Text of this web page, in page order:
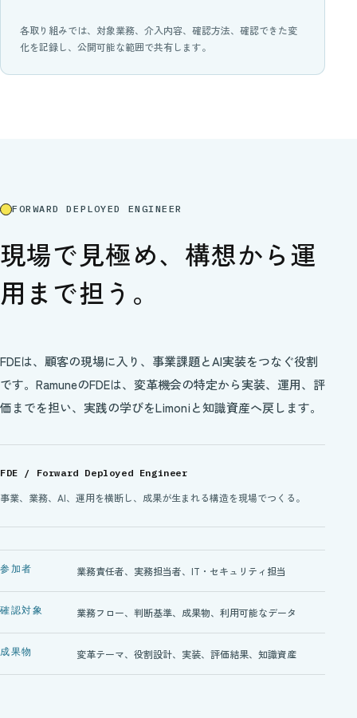
各取り組みでは、対象業務、介入内容、確認方法、確認できた変
化を記録し、公開可能な範囲で共有します。
FORWARD DEPLOYED ENGINEER
現場で見極め、 構想から運
用まで担う。
FDEは、顧客の現場に入り、事業課題とAI実装をつなぐ役割
です。RamuneのFDEは、変革機会の特定から実装、運用、評
価までを担い、実践の学びをLimoniと知識資産へ戻します。
FDE / Forward Deployed Engineer
事業、業務、AI、運用を横断し、成果が生まれる構造を現場でつくる。
参加者 業務責任者、実務担当者、IT・セキュリティ担当
確認対象 業務フロー、判断基準、成果物、利用可能なデータ
成果物 変革テーマ、役割設計、実装、評価結果、知識資産